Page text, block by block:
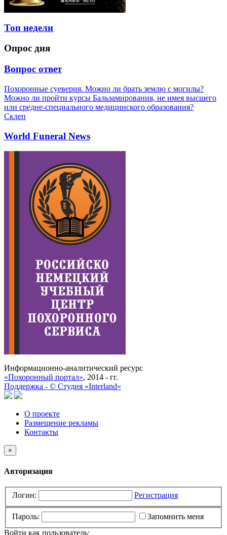
Топ недели
Опрос дня
Вопрос ответ
Похоронные суеверия. Можно ли брать землю с могилы?
Можно ли пройти курсы Бальзамирования, не имея высшего
или средне-специального медицинского образования?
Склеп
World Funeral News
Информационно-аналитический ресурс
«Похоронный портал», 2014 - гг.
Поддержка - © Cтудия «Interland»
О проекте
Размещение рекламы
Контакты
×
Авторизация
Логин: Регистрация
Пароль:
Запомнить меня
Войти как пользователь: